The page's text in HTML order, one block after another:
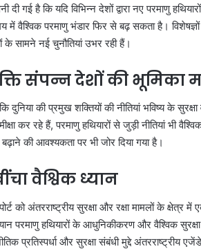
दी गई है कि यदि विभिन्न देशों द्वारा नए परमाणु
में वैश्विक परमाणु भंडार फिर से बढ़ सकता है।
के सामने नई चुनौतियां उभर रही हैं।
संपन्न देशों की भूमिका
दुनिया की प्रमुख शक्तियों की नीतियां भविष्य के
कर रहे हैं, परमाणु हथियारों से जुड़ी नीतियां भी
बढ़ाने की आवश्यकता पर भी जोर दिया गया है।
वैश्विक ध्यान
को अंतरराष्ट्रीय सुरक्षा और रक्षा मामलों के
परमाणु हथियारों के आधुनिकीकरण और वैश्विक
प्रतिस्पर्धा और सुरक्षा संबंधी मुद्दे